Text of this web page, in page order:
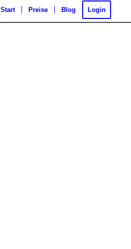
Start Preise Blog Login